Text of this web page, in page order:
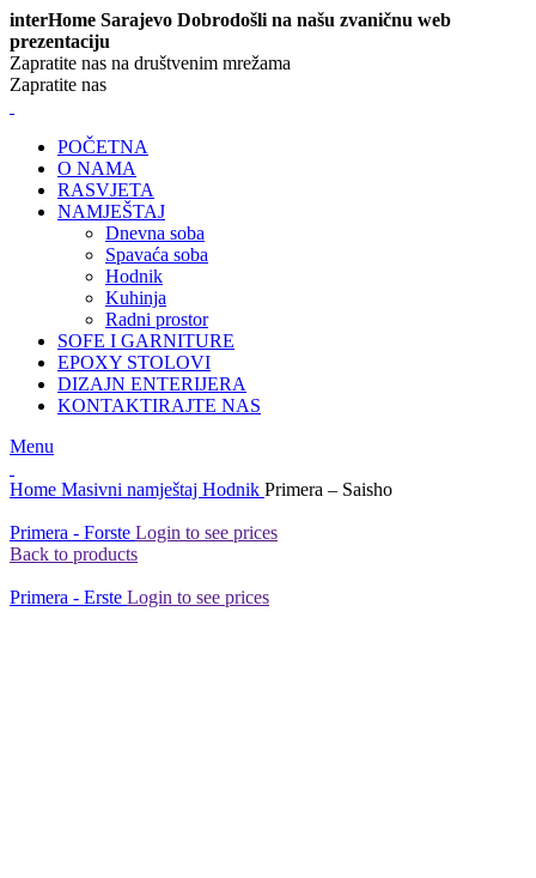
interHome Sarajevo Dobrodošli na našu zvaničnu web
prezentaciju
Zapratite nas na društvenim mrežama
Zapratite nas
POČETNA
O NAMA
RASVJETA
NAMJEŠTAJ
Dnevna soba
Spavaća soba
Hodnik
Kuhinja
Radni prostor
SOFE I GARNITURE
EPOXY STOLOVI
DIZAJN ENTERIJERA
KONTAKTIRAJTE NAS
Menu
Home Masivni namještaj Hodnik Primera – Saisho
Primera - Forste Login to see prices
Back to products
Primera - Erste Login to see prices